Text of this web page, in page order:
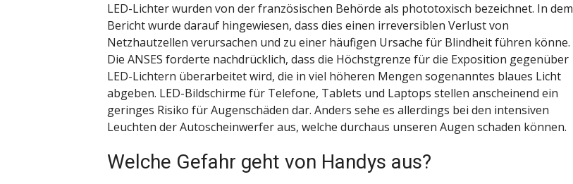
LED-Lichter wurden von der französischen Behörde als phototoxisch bezeichnet. In dem
Bericht wurde darauf hingewiesen, dass dies einen irreversiblen Verlust von
Netzhautzellen verursachen und zu einer häufigen Ursache für Blindheit führen könne.
Die ANSES forderte nachdrücklich, dass die Höchstgrenze für die Exposition gegenüber
LED-Lichtern überarbeitet wird, die in viel höheren Mengen sogenanntes blaues Licht
abgeben. LED-Bildschirme für Telefone, Tablets und Laptops stellen anscheinend ein
geringes Risiko für Augenschäden dar. Anders sehe es allerdings bei den intensiven
Leuchten der Autoscheinwerfer aus, welche durchaus unseren Augen schaden können.
Welche Gefahr geht von Handys aus?